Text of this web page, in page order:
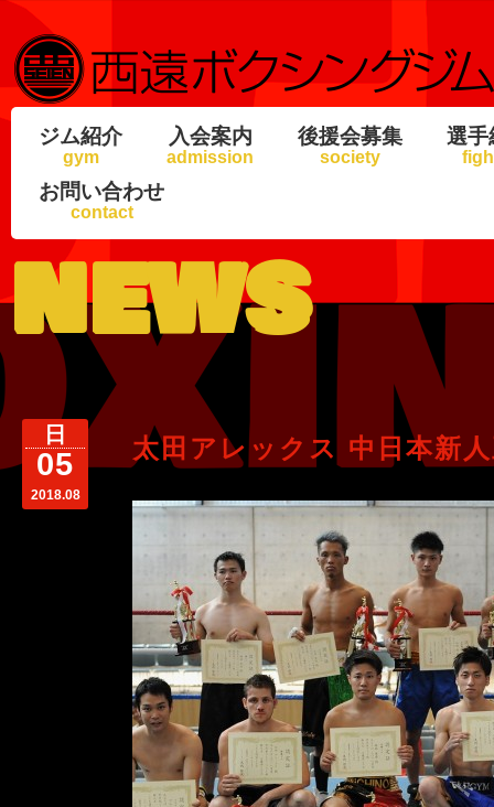
ジム紹介
gym
入会案内
admission
後援会募集
society
選手
お問い合わせ
contact
news
日
05
2018.08
太田アレックス 中日本新